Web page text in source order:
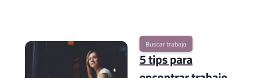
Buscar trabajo
5 tips para